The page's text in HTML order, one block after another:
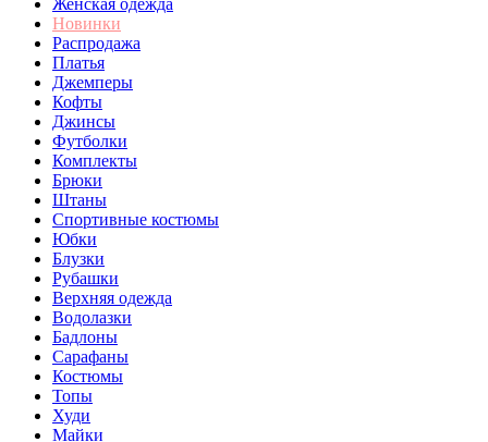
Женская одежда
Новинки
Распродажа
Платья
Джемперы
Кофты
Джинсы
Футболки
Комплекты
Брюки
Штаны
Спортивные костюмы
Юбки
Блузки
Рубашки
Верхняя одежда
Водолазки
Бадлоны
Сарафаны
Костюмы
Топы
Худи
Майки